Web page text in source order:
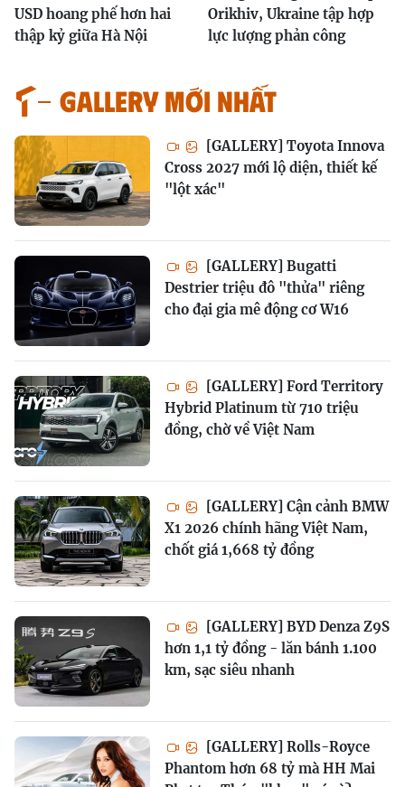
USD hoang phế hơn hai
thập kỷ giữa Hà Nội
Orikhiv, Ukraine tập hợp
lực lượng phản công
GALLERY MỚI NHẤT
[GALLERY] Toyota Innova
Cross 2027 mới lộ diện, thiết kế
"lột xác"
[GALLERY] Bugatti
Destrier triệu đô "thửa" riêng
cho đại gia mê động cơ W16
[GALLERY] Ford Territory
Hybrid Platinum từ 710 triệu
đồng, chờ về Việt Nam
[GALLERY] Cận cảnh BMW
X1 2026 chính hãng Việt Nam,
chốt giá 1,668 tỷ đồng
[GALLERY] BYD Denza Z9S
hơn 1,1 tỷ đồng - lăn bánh 1.100
km, sạc siêu nhanh
[GALLERY] Rolls-Royce
Phantom hơn 68 tỷ mà HH Mai